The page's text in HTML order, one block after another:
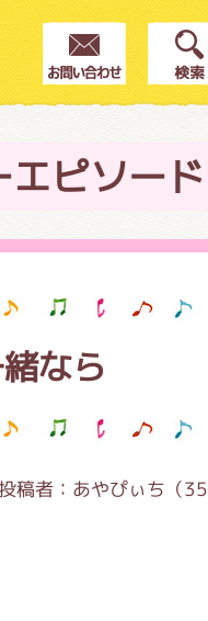
ピソード
なら
稿者： あやぴぃち （35